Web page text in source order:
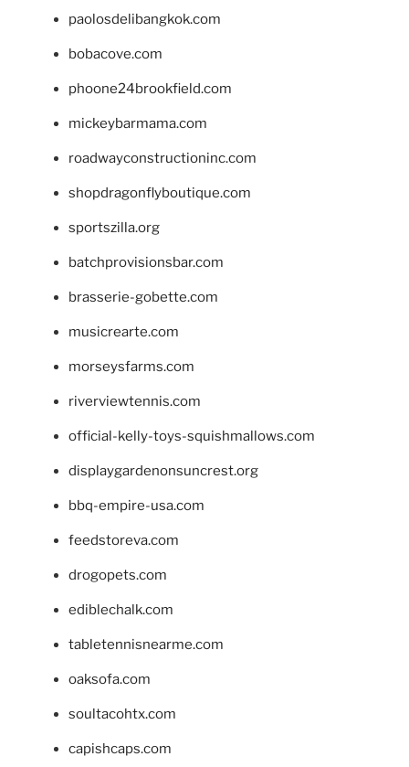
paolosdelibangkok.com
bobacove.com
phoone24brookfield.com
mickeybarmama.com
roadwayconstructioninc.com
shopdragonflyboutique.com
sportszilla.org
batchprovisionsbar.com
brasserie-gobette.com
musicrearte.com
morseysfarms.com
riverviewtennis.com
official-kelly-toys-squishmallows.com
displaygardenonsuncrest.org
bbq-empire-usa.com
feedstoreva.com
drogopets.com
ediblechalk.com
tabletennisnearme.com
oaksofa.com
soultacohtx.com
capishcaps.com